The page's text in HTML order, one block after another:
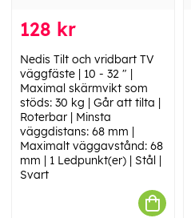
128 kr
Nedis Tilt och vridbart TV
väggfäste | 10 - 32 " |
Maximal skärmvikt som
stöds: 30 kg | Går att tilta |
Roterbar | Minsta
väggdistans: 68 mm |
Maximalt väggavstånd: 68
mm | 1 Ledpunkt(er) | Stål |
Svart